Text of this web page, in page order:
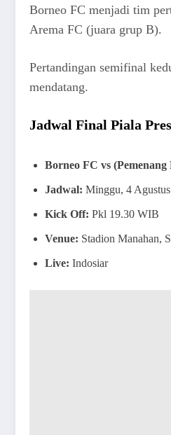
Borneo FC menjadi tim
Arema FC (juara grup B).
Pertandingan semifinal
mendatang.
Jadwal Final Piala
Borneo FC vs
Jadwal: Minggu, 4
Kick Off: Pkl 19.30 WIB
Venue: Stadion Manahan,
Live: Indosiar